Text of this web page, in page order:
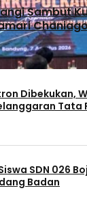
Sambut
Dibekukan,
Tata
SDN 026
Badan